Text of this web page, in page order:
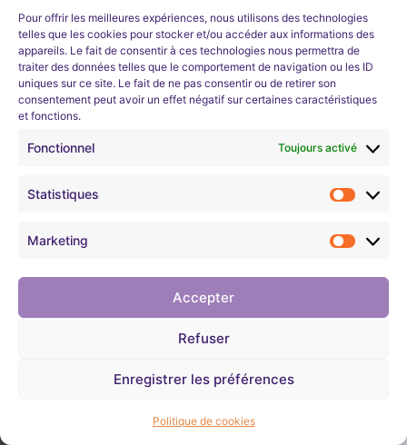
Pour offrir les meilleures expériences, nous utilisons des technologies
telles que les cookies pour stocker et/ou accéder aux informations des
appareils. Le fait de consentir à ces technologies nous permettra de
traiter des données telles que le comportement de navigation ou les ID
uniques sur ce site. Le fait de ne pas consentir ou de retirer son
consentement peut avoir un effet négatif sur certaines caractéristiques
et fonctions.
Fonctionnel Toujours activé
Statistiques
Marketing
Accepter
Refuser
Enregistrer les préférences
Politique de cookies
Machine Scale Sets
Créer des groupes de
machines virtuelles
identiques
Implémenter la mise à
Azure App Service
App Service
Déterminer les tarifs du plan
immédiate
et en
continu
Learneo Académie organise unprogramme
semaines sur les bases des réseaux et de la
intégrer une
d’emploi parisiens (ParisCode).